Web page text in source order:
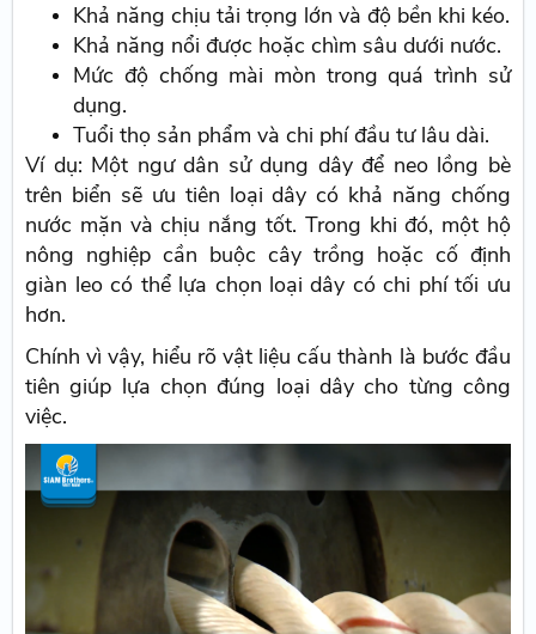
Khả năng chịu tải trọng lớn và độ bền khi kéo.
Khả năng nổi được hoặc chìm sâu dưới nước.
Mức độ chống mài mòn trong quá trình sử
dụng.
Tuổi thọ sản phẩm và chi phí đầu tư lâu dài.
Ví dụ: Một ngư dân sử dụng dây để neo lồng bè
trên biển sẽ ưu tiên loại dây có khả năng chống
nước mặn và chịu nắng tốt. Trong khi đó, một hộ
nông nghiệp cần buộc cây trồng hoặc cố định
giàn leo có thể lựa chọn loại dây có chi phí tối ưu
hơn.
Chính vì vậy, hiểu rõ vật liệu cấu thành là bước đầu
tiên giúp lựa chọn đúng loại dây cho từng công
việc.